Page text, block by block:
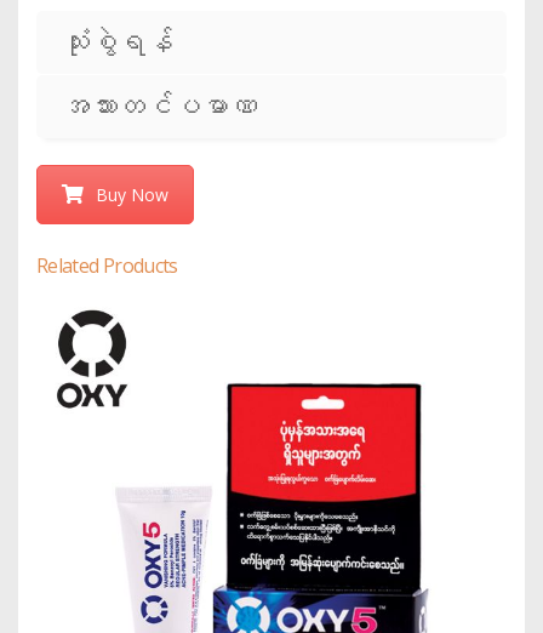
သုံးစွဲရန်
အသားတင်ပမာဏ
Buy Now
Related Products